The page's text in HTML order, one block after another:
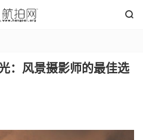

：风景摄影师的最佳选